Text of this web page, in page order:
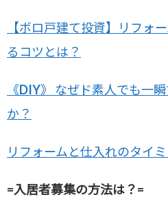
【ボロ戸建て投資】リフォ
るコツとは？
《DIY》 なぜド素人でも一
か？
リフォームと仕入れのタイ
=入居者募集の方法は？=